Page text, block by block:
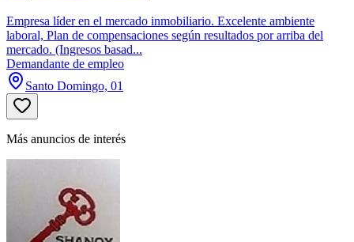
Empresa líder en el mercado inmobiliario. Excelente ambiente
laboral, Plan de compensaciones según resultados por arriba del
mercado. (Ingresos basad...
Demandante de empleo
Santo Domingo, 01
Más anuncios de interés